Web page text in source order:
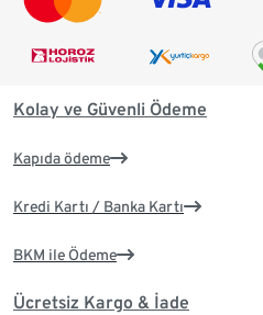
Kolay ve Güvenli Ödeme
Kapıda ödeme
Kredi Kartı / Banka Kartı
BKM ile Ödeme
Ücretsiz Kargo & İade